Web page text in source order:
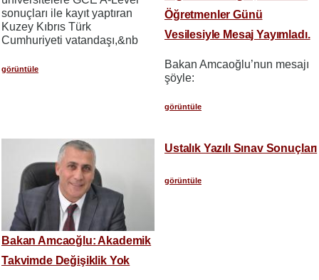
sonuçları ile kayıt yaptıran
Kuzey Kıbrıs Türk
Cumhuriyeti vatandaşı,&nb
görüntüle
Öğretmenler Günü
Vesilesiyle Mesaj Yayımladı.
Bakan Amcaoğlu’nun mesajı
şöyle:
görüntüle
Bakan Amcaoğlu: Akademik
Takvimde Değişiklik Yok
Ustalık Yazılı Sınav Sonuçları
görüntüle